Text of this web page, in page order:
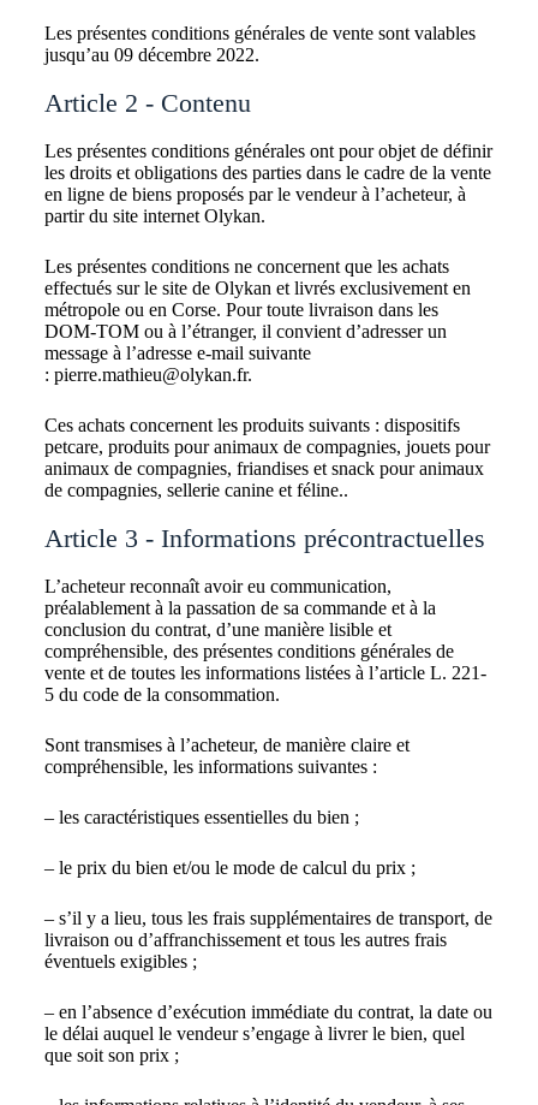
Les présentes conditions générales de vente sont valables
jusqu’au 09 décembre 2022.
Article 2 - Contenu
Les présentes conditions générales ont pour objet de définir
les droits et obligations des parties dans le cadre de la vente
en ligne de biens proposés par le vendeur à l’acheteur, à
partir du site internet Olykan.
Les présentes conditions ne concernent que les achats
effectués sur le site de Olykan et livrés exclusivement en
métropole ou en Corse. Pour toute livraison dans les
DOM-TOM ou à l’étranger, il convient d’adresser un
message à l’adresse e-mail suivante
: pierre.mathieu@olykan.fr.
Ces achats concernent les produits suivants : dispositifs
petcare, produits pour animaux de compagnies, jouets pour
animaux de compagnies, friandises et snack pour animaux
de compagnies, sellerie canine et féline..
Article 3 - Informations précontractuelles
L’acheteur reconnaît avoir eu communication,
préalablement à la passation de sa commande et à la
conclusion du contrat, d’une manière lisible et
compréhensible, des présentes conditions générales de
vente et de toutes les informations listées à l’article L. 221-
5 du code de la consommation.
Sont transmises à l’acheteur, de manière claire et
compréhensible, les informations suivantes :
– les caractéristiques essentielles du bien ;
– le prix du bien et/ou le mode de calcul du prix ;
– s’il y a lieu, tous les frais supplémentaires de transport, de
livraison ou d’affranchissement et tous les autres frais
éventuels exigibles ;
– en l’absence d’exécution immédiate du contrat, la date ou
le délai auquel le vendeur s’engage à livrer le bien, quel
que soit son prix ;